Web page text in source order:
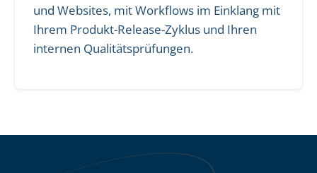
und Websites, mit Workflows im Einklang mit
Ihrem Produkt-Release-Zyklus und Ihren
internen Qualitätsprüfungen.